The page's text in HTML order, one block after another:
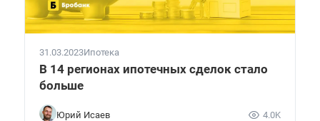
31.03.2023Ипотека
В 14 регионах ипотечных сделок стало
больше
Юрий Исаев 4.0K